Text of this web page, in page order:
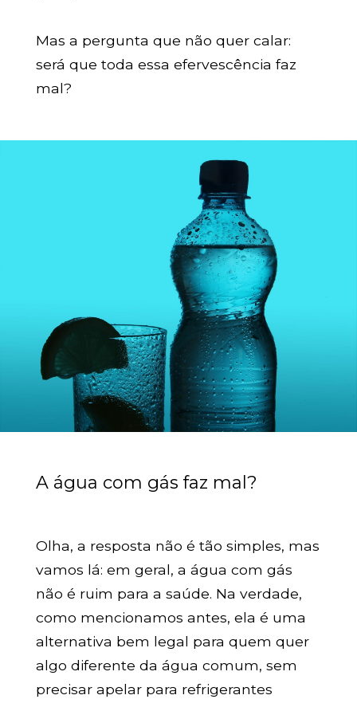
Mas a pergunta que não quer calar:
será que toda essa efervescência faz
mal?
A água com gás faz mal?
Olha, a resposta não é tão simples, mas
vamos lá: em geral, a água com gás
não é ruim para a saúde. Na verdade,
como mencionamos antes, ela é uma
alternativa bem legal para quem quer
algo diferente da água comum, sem
precisar apelar para refrigerantes